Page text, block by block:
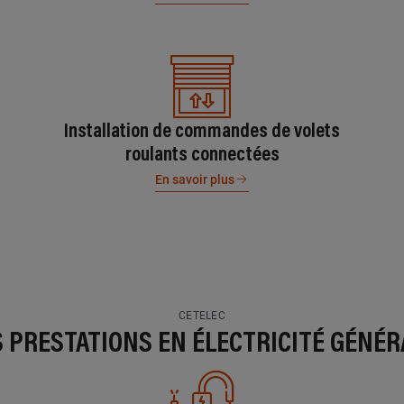
Installation de commandes de volets
roulants connectées
En savoir plus
CETELEC
PRESTATIONS EN ÉLECTRICITÉ